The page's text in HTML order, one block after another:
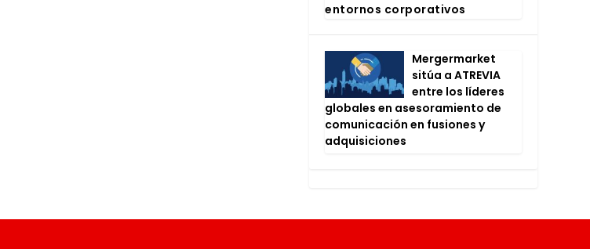
entor­nos cor­po­ra­ti­vos
Mer­ger­mar­ket
sitúa a ATRE­VIA
entre los líde­res
glo­ba­les en ase­so­ra­mien­to de
comu­ni­ca­ción en fusio­nes y
adqui­si­cio­nes